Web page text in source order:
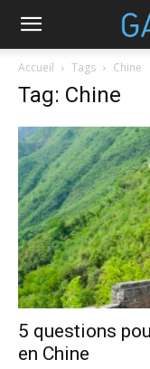
Accueil Tags Chine
Tag: Chine
5 questions
en Chine